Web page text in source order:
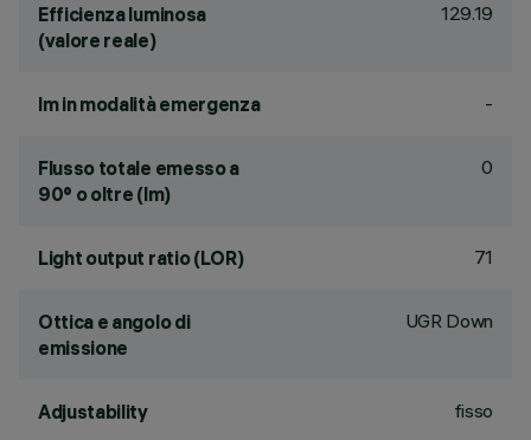
Efficienza luminosa
(valore reale)
129.19
lm in modalità emergenza -
Flusso totale emesso a
90° o oltre (lm)
0
Light output ratio (LOR) 71
Ottica e angolo di
emissione
UGR Down
Adjustability fisso